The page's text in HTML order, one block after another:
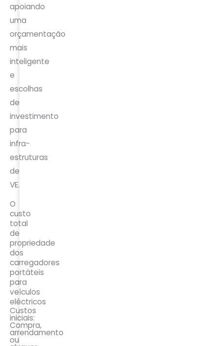
apoiando
uma
orçamentação
mais
inteligente
e
escolhas
de
investimento
para
infra-
estruturas
de
VE.
O
custo
total
de
propriedade
dos
carregadores
portáteis
para
veículos
eléctricos
Custos
iniciais:
Compra,
arrendamento
ou